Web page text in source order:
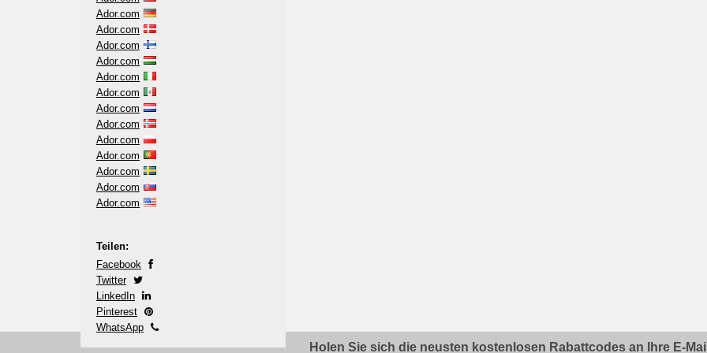
Ador.com
Ador.com
Ador.com
Ador.com
Ador.com
Ador.com
Ador.com
Ador.com
Ador.com
Ador.com
Ador.com
Ador.com
Ador.com
Teilen:
Facebook
Twitter
LinkedIn
Pinterest
WhatsApp
Holen Sie sich die neusten kostenlosen Rabattcodes an Ihre E-